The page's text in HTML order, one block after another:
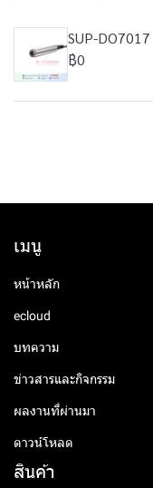
SUP-
฿0
เมนู
หน้าหลัก
ecloud
บทความ
ข่าวสารและกิจกรรม
ผลงานที่ผ่านมา
ดาวน์โหลด
สินค้า